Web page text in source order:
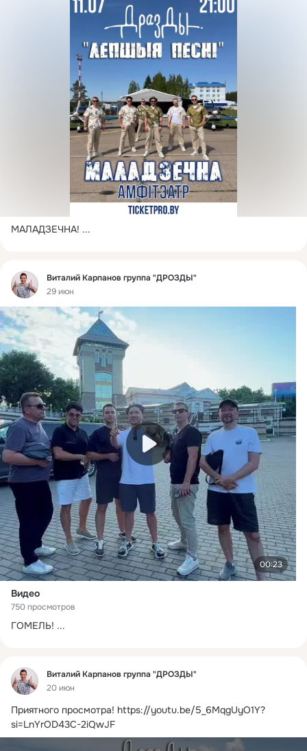
МАЛАДЗЕЧНА! ...
Фид
Виталий Карпанов группа "ДРОЗДЫ"
29 июн
00:23
Видео
750 просмотров
ГОМЕЛЬ! ...
Фид
Виталий Карпанов группа "ДРОЗДЫ"
20 июн
Приятного просмотра! https://youtu.be/5_6MqgUyO1Y?
si=LnYrOD43C-2iQwJF